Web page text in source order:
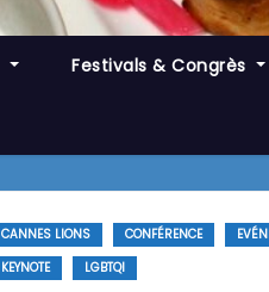
Festivals & Congrès
CANNES LIONS CONFÉRENCE
KEYNOTE
LGBTQI